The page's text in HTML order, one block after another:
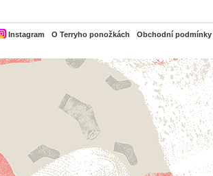
Instagram O Terryho ponožkách Obchodní podmínky
PayPal